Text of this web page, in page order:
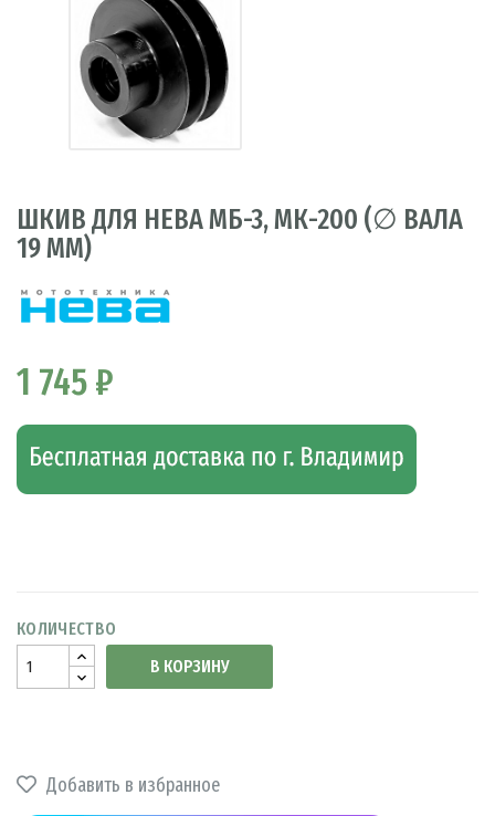
ШКИВ ДЛЯ НЕВА МБ-3, МК-200 (∅ ВАЛА
19 ММ)
1 745 ₽
КОЛИЧЕСТВО
В КОРЗИНУ
Добавить в избранное